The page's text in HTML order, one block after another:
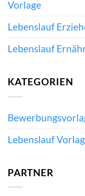
Vorlage
Lebenslauf
Lebenslauf
KATEGORIEN
Lebenslauf
PARTNER